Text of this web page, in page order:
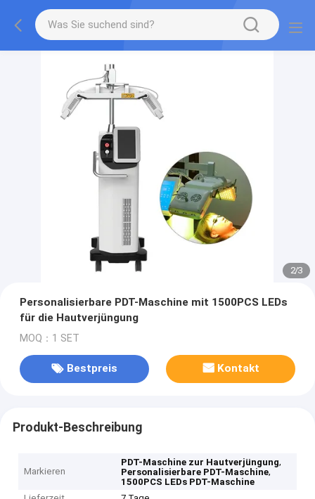
2/3
Personalisierbare PDT-Maschine mit 1500PCS LEDs
für die Hautverjüngung
MOQ：1 SET
Bestpreis Kontakt
Produkt-Beschreibung
Markieren
PDT-Maschine zur Hautverjüngung,
Personalisierbare PDT-Maschine,
1500PCS LEDs PDT-Maschine